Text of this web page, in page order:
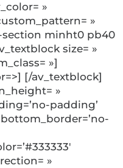
»
»
section minht0 pb40
size= »
»]
[/av_textblock]
»
padding’
»